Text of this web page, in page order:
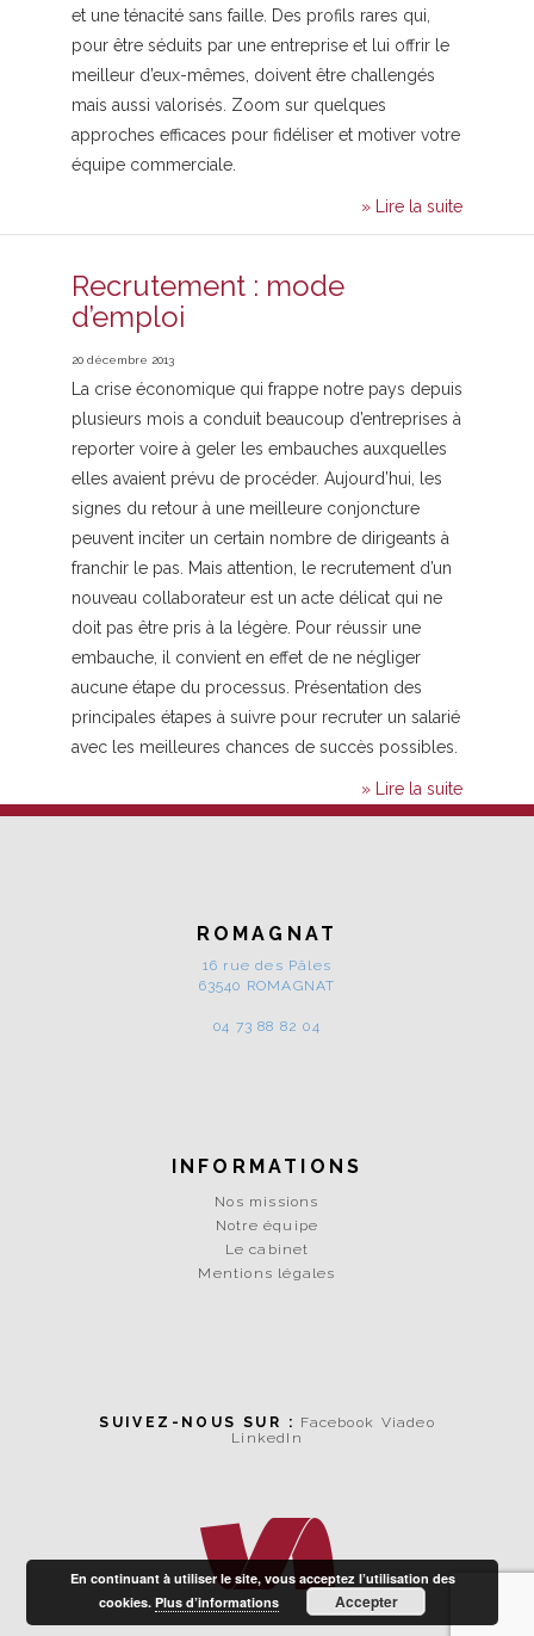
et une ténacité sans faille. Des profils rares qui,
pour être séduits par une entreprise et lui offrir le
meilleur d’eux-mêmes, doivent être challengés
mais aussi valorisés. Zoom sur quelques
approches efficaces pour fidéliser et motiver votre
équipe commerciale.
» Lire la suite
Recrutement : mode
d’emploi
20 décembre 2013
La crise économique qui frappe notre pays depuis
plusieurs mois a conduit beaucoup d’entreprises à
reporter voire à geler les embauches auxquelles
elles avaient prévu de procéder. Aujourd’hui, les
signes du retour à une meilleure conjoncture
peuvent inciter un certain nombre de dirigeants à
franchir le pas. Mais attention, le recrutement d’un
nouveau collaborateur est un acte délicat qui ne
doit pas être pris à la légère. Pour réussir une
embauche, il convient en effet de ne négliger
aucune étape du processus. Présentation des
principales étapes à suivre pour recruter un salarié
avec les meilleures chances de succès possibles.
» Lire la suite
ROMAGNAT
16 rue des Pâles
63540 ROMAGNAT
04 73 88 82 04
INFORMATIONS
Nos missions
Notre équipe
Le cabinet
Mentions légales
SUIVEZ-NOUS SUR : Facebook Viadeo
LinkedIn
En continuant à utiliser le site, vous acceptez l’utilisation des
cookies.Plus d’informations Accepter